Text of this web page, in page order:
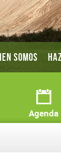
SOMOS
Agenda